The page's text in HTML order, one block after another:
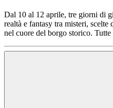
Dal 10 al 12 aprile, tre giorni di
realtà e fantasy tra misteri, scelte
nel cuore del borgo storico.